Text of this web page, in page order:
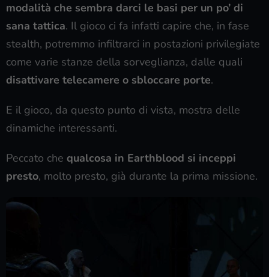
modalità che sembra darci le basi per un po’ di
sana tattica. Il gioco ci fa infatti capire che, in fase
stealth, potremmo infiltrarci in postazioni privilegiate
come varie stanze della sorveglianza, dalle quali
disattivare telecamere o sbloccare porte.
E il gioco, da questo punto di vista, mostra delle
dinamiche interessanti.
Peccato che qualcosa in Earthblood si inceppi
presto, molto presto, già durante la prima missione.